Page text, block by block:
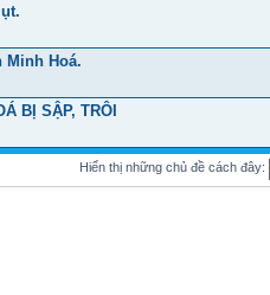
Minh Hoá.
BỊ SẬP, TRÔI
Hiển thị những chủ đề cách đây: